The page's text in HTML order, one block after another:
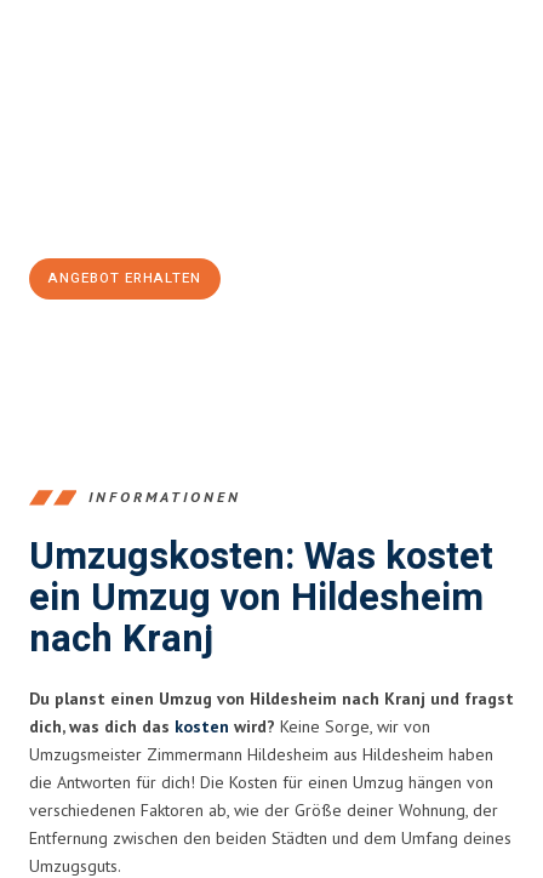
ANGEBOT ERHALTEN
INFORMATIONEN
Umzugskosten: Was kostet
ein Umzug von Hildesheim
nach Kranj
Du planst einen Umzug von Hildesheim nach Kranj und fragst
dich, was dich das kosten wird? Keine Sorge, wir von
Umzugsmeister Zimmermann Hildesheim aus Hildesheim haben
die Antworten für dich! Die Kosten für einen Umzug hängen von
verschiedenen Faktoren ab, wie der Größe deiner Wohnung, der
Entfernung zwischen den beiden Städten und dem Umfang deines
Umzugsguts.